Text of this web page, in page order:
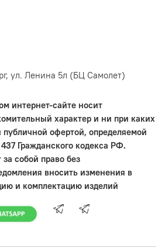
ул. Ленина 5л (БЦ Самолет)
интернет-сайте носит
характер и ни при каких
публичной офертой, определяемой
Гражданского кодекса РФ.
собой право без
вносить изменения в
и комплектацию изделий